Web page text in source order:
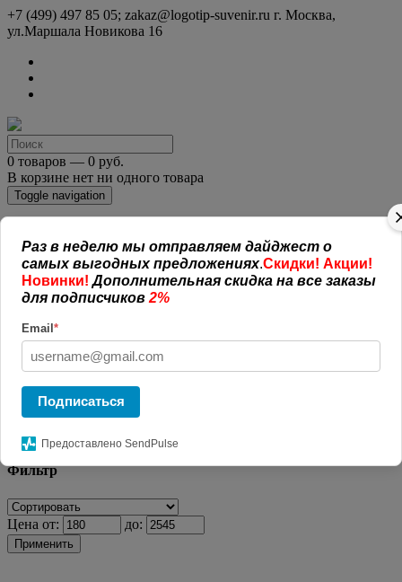
+7 (499) 497 85 05; zakaz@logotip-suvenir.ru г. Москва,
ул.Маршала Новикова 16
0 товаров — 0 руб.
В корзине нет ни одного товара
Toggle navigation
КАТАЛОГ СУВЕНИРОВ
Нанесение логотипа
Рекламная полиграфия
Оплата и доставка
Открытая информация
УСЛОВИЯ И ГАРАНТИИ
Наши работы
Новости
Обратная связь
ГлавнаяКАТАЛОГ СУВЕНИРОВ
складные (для нанесения).
Фильтр
Цена от: до:
Применить
Раз в неделю мы отправляем дайджест о
самых выгодных предложениях.Скидки! Акции!
Новинки!Дополнительная скидка на все заказы
для подписчиков 2%
Email *
Подписаться
Предоставлено SendPulse